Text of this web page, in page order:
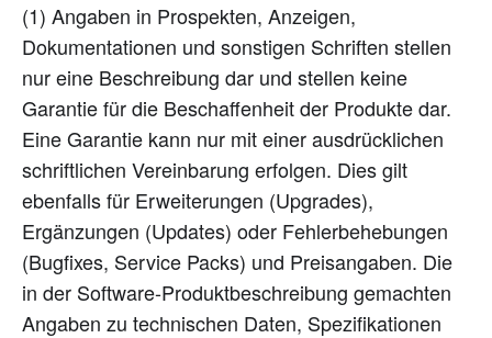
(1) Angaben in Prospekten, Anzeigen,
Dokumentationen und sonstigen Schriften stellen
nur eine Beschreibung dar und stellen keine
Garantie für die Beschaffenheit der Produkte dar.
Eine Garantie kann nur mit einer ausdrücklichen
schriftlichen Vereinbarung erfolgen. Dies gilt
ebenfalls für Erweiterungen (Upgrades),
Ergänzungen (Updates) oder Fehlerbehebungen
(Bugfixes, Service Packs) und Preisangaben. Die
in der Software-Produktbeschreibung gemachten
Angaben zu technischen Daten, Spezifikationen